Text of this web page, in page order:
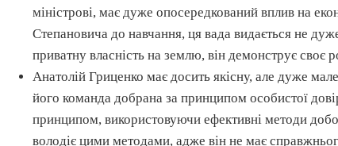
міністрові, має дуже опосередкований вплив на
Степановича до навчання, ця вада видається не
приватну власність на землю, він демонструє своє
АнатолійГриценко має досить якісну, але дуже
його команда добрана за принципом особистої
принципом, використовуючи ефективні методи
володіє цими методами, адже він не має